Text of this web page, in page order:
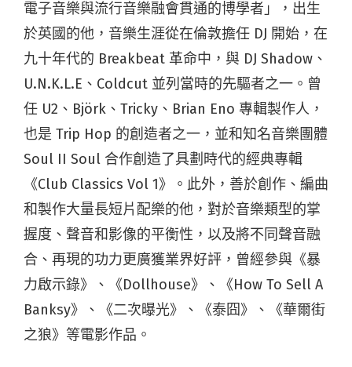
電子音樂與流行音樂融會貫通的博學者」，出生
於英國的他，音樂生涯從在倫敦擔任 DJ 開始，在
九十年代的 Breakbeat 革命中，與 DJ Shadow、
U.N.K.L.E、Coldcut 並列當時的先驅者之一。曾
任 U2、Björk、Tricky、Brian Eno 專輯製作人，
也是 Trip Hop 的創造者之一，並和知名音樂團體
Soul II Soul 合作創造了具劃時代的經典專輯
《Club Classics Vol 1》。此外，善於創作、編曲
和製作大量長短片配樂的他，對於音樂類型的掌
握度、聲音和影像的平衡性，以及將不同聲音融
合、再現的功力更廣獲業界好評，曾經參與《暴
力啟示錄》、《Dollhouse》、《How To Sell A
Banksy》、《二次曝光》、《泰囧》、《華爾街
之狼》等電影作品。